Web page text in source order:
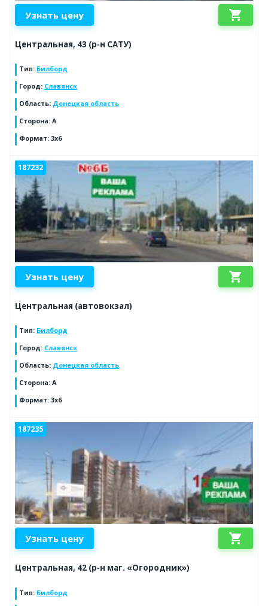
Узнать цену shopping_cart
Центральная, 43 (р-н САТУ)
Тип: Билборд
Город: Славянск
Область: Донецкая область
Сторона: А
Формат: 3х6
187232
Узнать цену shopping_cart
Центральная (автовокзал)
Тип: Билборд
Город: Славянск
Область: Донецкая область
Сторона: А
Формат: 3х6
187235
Узнать цену shopping_cart
Центральная, 42 (р-н маг. «Огородник»)
Тип: Билборд